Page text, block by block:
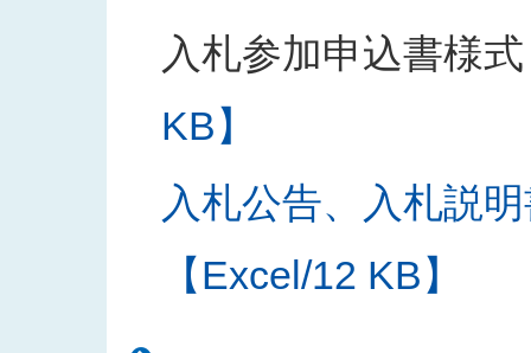
入札参加申込書様式
KB】
入札公告、入札説
【Excel/12 KB】